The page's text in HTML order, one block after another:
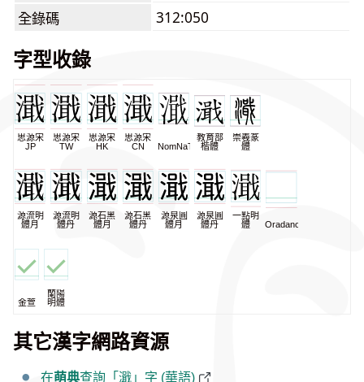
全錄碼
312:050
字型收錄
思源宋
JP
思源宋
TW
思源宋
HK
思源宋
CN
NomNaTong
教育部
楷體
崇羲篆
體
源流明
體月
源流明
體丹
源石黑
體月
源石黑
體丹
源泉圓
體月
源泉圓
體丹
一點明
體
Oradano
金萱
蘭陽
明體
其它漢字網路資源
在萌典查詢「濈」字 (華語)